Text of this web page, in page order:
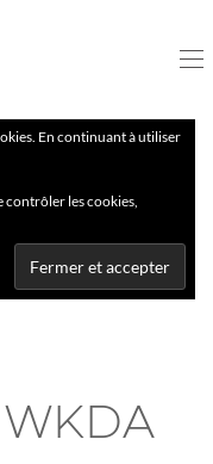
En continuant à utiliser
contrôler les cookies,
WKDA